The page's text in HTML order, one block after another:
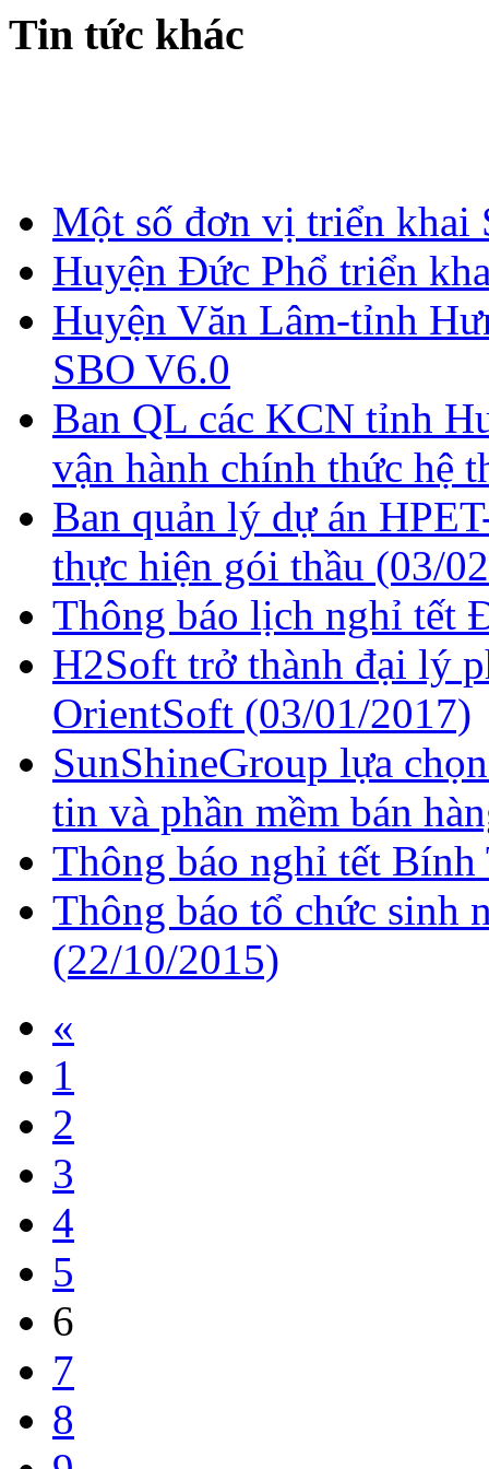
Tin tức khác
Một số đơn vị triển khai
Huyện Đức Phổ triển
Huyện Văn Lâm-tỉnh
SBO V6.0
Ban QL các KCN tỉnh
vận hành chính thức hệ
Ban quản lý dự án
thực hiện gói thầu (03/
Thông báo lịch nghỉ tết
H2Soft trở thành đại lý
OrientSoft (03/01/2017)
SunShineGroup lựa
tin và phần mềm bán
Thông báo nghỉ tết Bính
Thông báo tổ chức sinh
(22/10/2015)
«
1
2
3
4
5
6
7
8